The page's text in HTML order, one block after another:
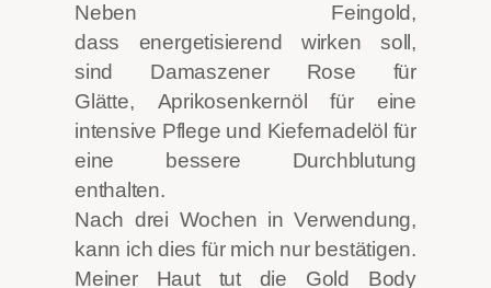
Neben Feingold,
dass energetisierend wirken soll,
sind Damaszener Rose für
Glätte, Aprikosenkernöl für eine
intensive Pflege und Kiefernadelöl für
eine bessere Durchblutung
enthalten.
Nach drei Wochen in Verwendung,
kann ich dies für mich nur bestätigen.
Meiner Haut tut die Gold Body